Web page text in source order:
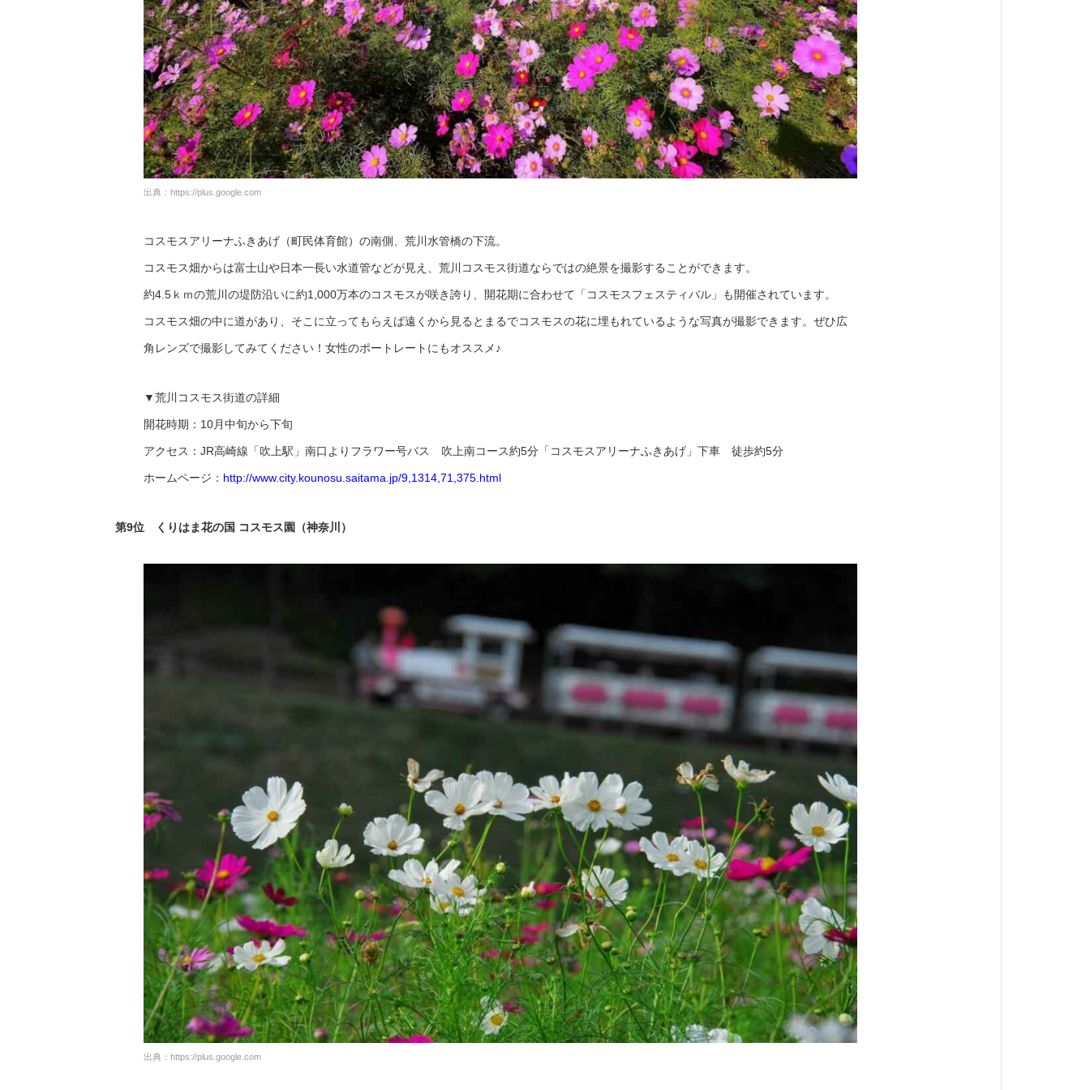
出典： https://plus.google.com
コスモスアリーナふきあげ（町民体育館）の南側、荒川水管橋の下流。
コスモス畑からは富士山や日本一長い水道管などが見え、荒川コスモス街道ならではの絶景を撮影することができます。
約4.5ｋｍの荒川の堤防沿いに約1,000万本のコスモスが咲き誇り、開花期に合わせて「コスモスフェスティバル」も開催されています。
コスモス畑の中に道があり、そこに立ってもらえば遠くから見るとまるでコスモスの花に埋もれているような写真が撮影できます。ぜひ広
角レンズで撮影してみてください！女性のポートレートにもオススメ♪
▼荒川コスモス街道の詳細
開花時期：10月中旬から下旬
アクセス：JR高崎線「吹上駅」南口よりフラワー号バス 吹上南コース約5分「コスモスアリーナふきあげ」下車 徒歩約5分
ホームページ： http://www.city.kounosu.saitama.jp/9,1314,71,375.html
第9位 くりはま花の国 コスモス園（神奈川）
出典： https://plus.google.com